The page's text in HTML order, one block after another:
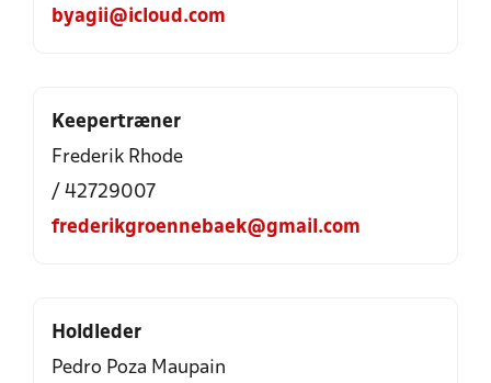
byagii@icloud.com
Keepertræner
Frederik Rhode
/ 42729007
frederikgroennebaek@gmail.com
Holdleder
Pedro Poza Maupain